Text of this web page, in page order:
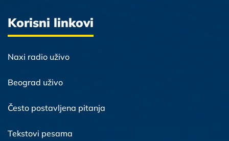
Korisni linkovi
Naxi radio uživo
Beograd uživo
Često postavljena pitanja
Tekstovi pesama